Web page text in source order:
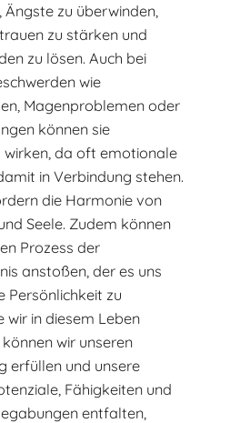
Ängste zu überwinden,
zu stärken und
zu lösen. Auch bei
wie
Magenproblemen oder
können sie
wirken, da oft emotionale
in Verbindung stehen.
die Harmonie von
Seele. Zudem können
Prozess der
anstoßen, der es uns
Persönlichkeit zu
wir in diesem Leben
wir unseren
erfüllen und unsere
Fähigkeiten und
entfalten,